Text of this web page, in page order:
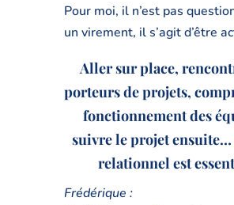
Pour moi, il n’est pas
un virement, il s’agit d’être
Aller sur place,
porteurs de projets,
fonctionnement des
suivre le projet ensuite…
relationnel est
Frédérique :